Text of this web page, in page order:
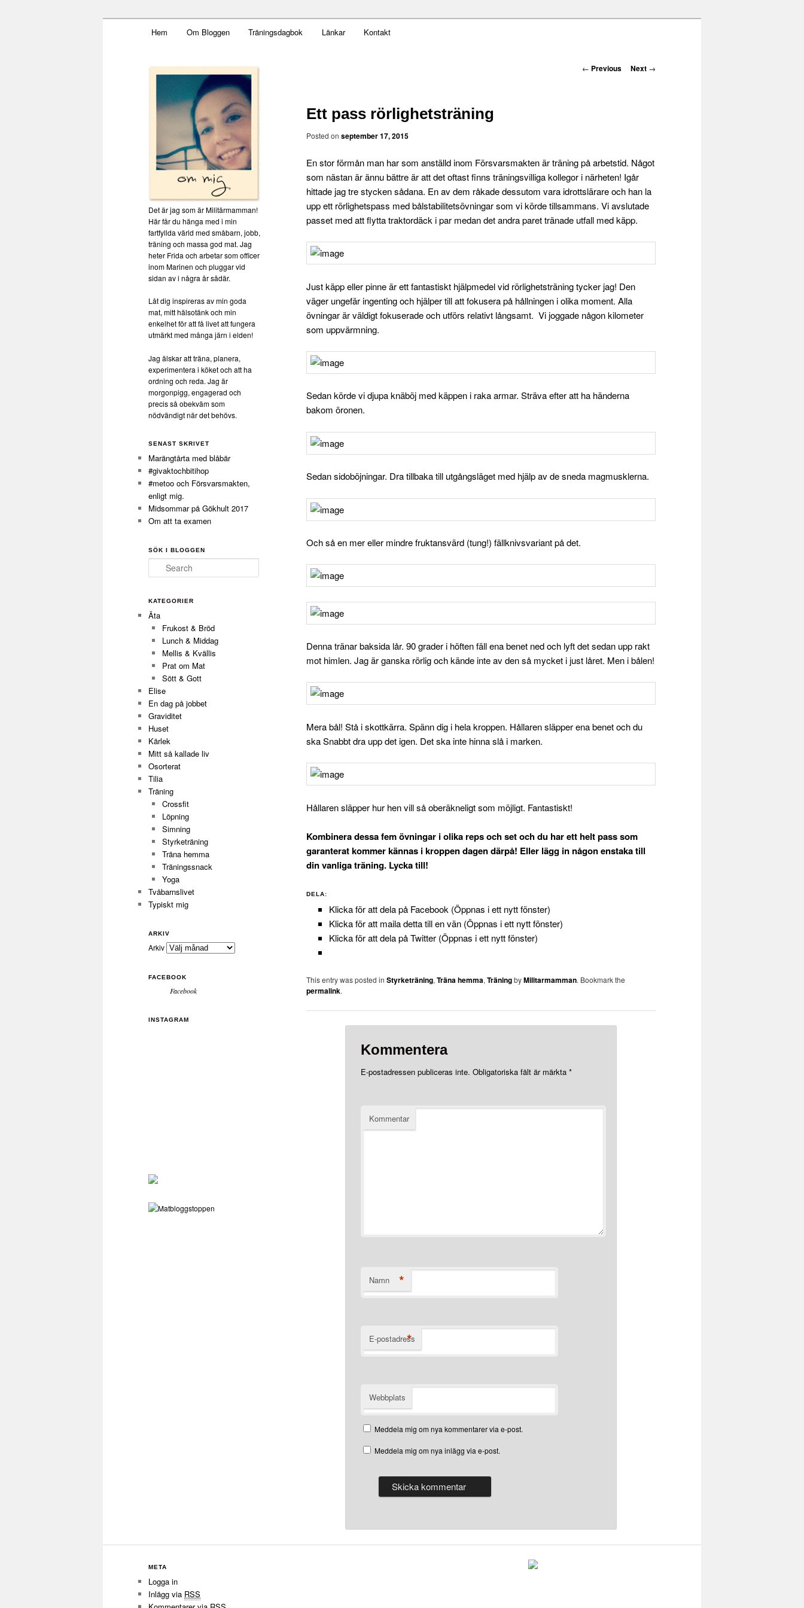
Militärmamman
Skip to primary content
Hem Om Bloggen Träningsdagbok Länkar Kontakt
Post navigation
← Previous Next →
Ett pass rörlighetsträning
Posted on september 17, 2015
En stor förmån man har som anställd inom Försvarsmakten är träning på arbetstid. Något
som nästan är ännu bättre är att det oftast finns träningsvilliga kollegor i närheten! Igår
hittade jag tre stycken sådana. En av dem råkade dessutom vara idrottslärare och han la
upp ett rörlighetspass med bålstabilitetsövningar som vi körde tillsammans. Vi avslutade
passet med att flytta traktordäck i par medan det andra paret tränade utfall med käpp.
Just käpp eller pinne är ett fantastiskt hjälpmedel vid rörlighetsträning tycker jag! Den
väger ungefär ingenting och hjälper till att fokusera på hållningen i olika moment. Alla
övningar är väldigt fokuserade och utförs relativt långsamt. Vi joggade någon kilometer
som uppvärmning.
Sedan körde vi djupa knäböj med käppen i raka armar. Sträva efter att ha händerna
bakom öronen.
Sedan sidoböjningar. Dra tillbaka till utgångsläget med hjälp av de sneda magmusklerna.
Och så en mer eller mindre fruktansvärd (tung!) fällknivsvariant på det.
Denna tränar baksida lår. 90 grader i höften fäll ena benet ned och lyft det sedan upp rakt
mot himlen. Jag är ganska rörlig och kände inte av den så mycket i just låret. Men i bålen!
Mera bål! Stå i skottkärra. Spänn dig i hela kroppen. Hållaren släpper ena benet och du
ska Snabbt dra upp det igen. Det ska inte hinna slå i marken.
Hållaren släpper hur hen vill så oberäkneligt som möjligt. Fantastiskt!
Kombinera dessa fem övningar i olika reps och set och du har ett helt pass som
garanterat kommer kännas i kroppen dagen därpå! Eller lägg in någon enstaka till
din vanliga träning. Lycka till!
DELA:
Klicka för att dela på Facebook (Öppnas i ett nytt fönster)
Klicka för att maila detta till en vän (Öppnas i ett nytt fönster)
Klicka för att dela på Twitter (Öppnas i ett nytt fönster)
This entry was posted in Styrketräning, Träna hemma, TräningbyMilitarmamman. Bookmark the
permalink.
Kommentera
E-postadressen publiceras inte. Obligatoriska fält är märkta *
Kommentar
Namn *
E-postadress
*
Webbplats
Meddela mig om nya kommentarer via e-post.
Meddela mig om nya inlägg via e-post.
Det är jag som är Militärmamman!
Här får du hänga med i min
fartfyllda värld med småbarn, jobb,
träning och massa god mat. Jag
heter Frida och arbetar som officer
inom Marinen och pluggar vid
sidan av i några år sådär.
Låt dig inspireras av min goda
mat, mitt hälsotänk och min
enkelhet för att få livet att fungera
utmärkt med många järn i elden!
Jag älskar att träna, planera,
experimentera i köket och att ha
ordning och reda. Jag är
morgonpigg, engagerad och
precis så obekväm som
nödvändigt när det behövs.
SENAST SKRIVET
Marängtårta med blåbär
#givaktochbitihop
#metoo och Försvarsmakten,
enligt mig.
Midsommar på Gökhult 2017
Om att ta examen
SÖK I BLOGGEN
Search
KATEGORIER
Äta
Frukost & Bröd
Lunch & Middag
Mellis & Kvällis
Prat om Mat
Sött & Gott
Elise
En dag på jobbet
Graviditet
Huset
Kärlek
Mitt så kallade liv
Osorterat
Tilia
Träning
Crossfit
Löpning
Simning
Styrketräning
Träna hemma
Träningssnack
Yoga
Tvåbarnslivet
Typiskt mig
ARKIV
Arkiv
FACEBOOK
Facebook
INSTAGRAM
META
Logga in
Inlägg via RSS